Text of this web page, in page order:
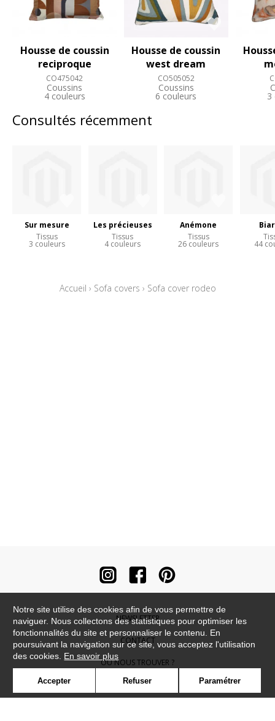
Housse de coussin
reciproque
CO475042
Coussins
4 couleurs
Housse de coussin
west dream
CO505052
Coussins
6 couleurs 3
Consultés récemment
Sur mesure
Tissus
3 couleurs
Les précieuses
Tissus
4 couleurs
Anémone
Tissus
26 couleurs 44
Accueil › Sofa covers › Sofa cover rodeo
NEWSLETTER
CONTACT
OÙ NOUS TROUVER ?
CONTRACT
Notre site utilise des cookies afin de vous permettre de
naviguer. Nous collectons des statistiques pour optimiser les
fonctionnalités du site et personnaliser le contenu. En
poursuivant la navigation sur ce site, vous acceptez l'utilisation
des cookies. En savoir plus
Accepter Refuser Paramétrer